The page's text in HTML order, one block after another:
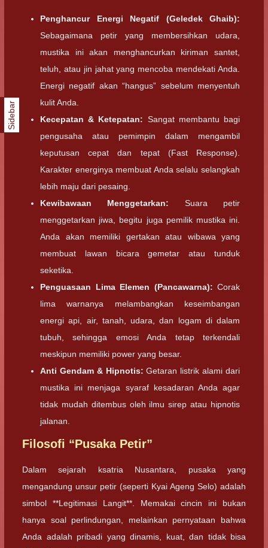
Penghancur Energi Negatif (Geledek Ghaib):
Sebagaimana petir yang membersihkan udara,
mustika ini akan menghancurkan kiriman santet,
teluh, atau jin jahat yang mencoba mendekati Anda.
Energi negatif akan “hangus” sebelum menyentuh
kulit Anda.
Kecepatan & Ketepatan: Sangat membantu bagi
pengusaha atau pemimpin dalam mengambil
keputusan cepat dan tepat (Fast Response).
Karakter energinya membuat Anda selalu selangkah
lebih maju dari pesaing.
Kewibawaan Menggetarkan: Suara petir
menggetarkan jiwa, begitu juga pemilik mustika ini.
Anda akan memiliki gertakan atau wibawa yang
membuat lawan bicara gemetar atau tunduk
seketika.
Penguasaan Lima Elemen (Pancawarna): Corak
lima warnanya melambangkan keseimbangan
energi api, air, tanah, udara, dan logam di dalam
tubuh, sehingga emosi Anda tetap terkendali
meskipun memiliki power yang besar.
Anti Gendam & Hipnotis: Getaran listrik alami dari
mustika ini menjaga syaraf kesadaran Anda agar
tidak mudah ditembus oleh ilmu sirep atau hipnotis
jalanan.
Filosofi “Pusaka Petir”
Dalam sejarah ksatria Nusantara, pusaka yang
mengandung unsur petir (seperti Kyai Ageng Selo) adalah
simbol **Legitimasi Langit**. Memakai cincin ini bukan
hanya soal perlindungan, melainkan pernyataan bahwa
Anda adalah pribadi yang dinamis, kuat, dan tidak bisa
Sidebar